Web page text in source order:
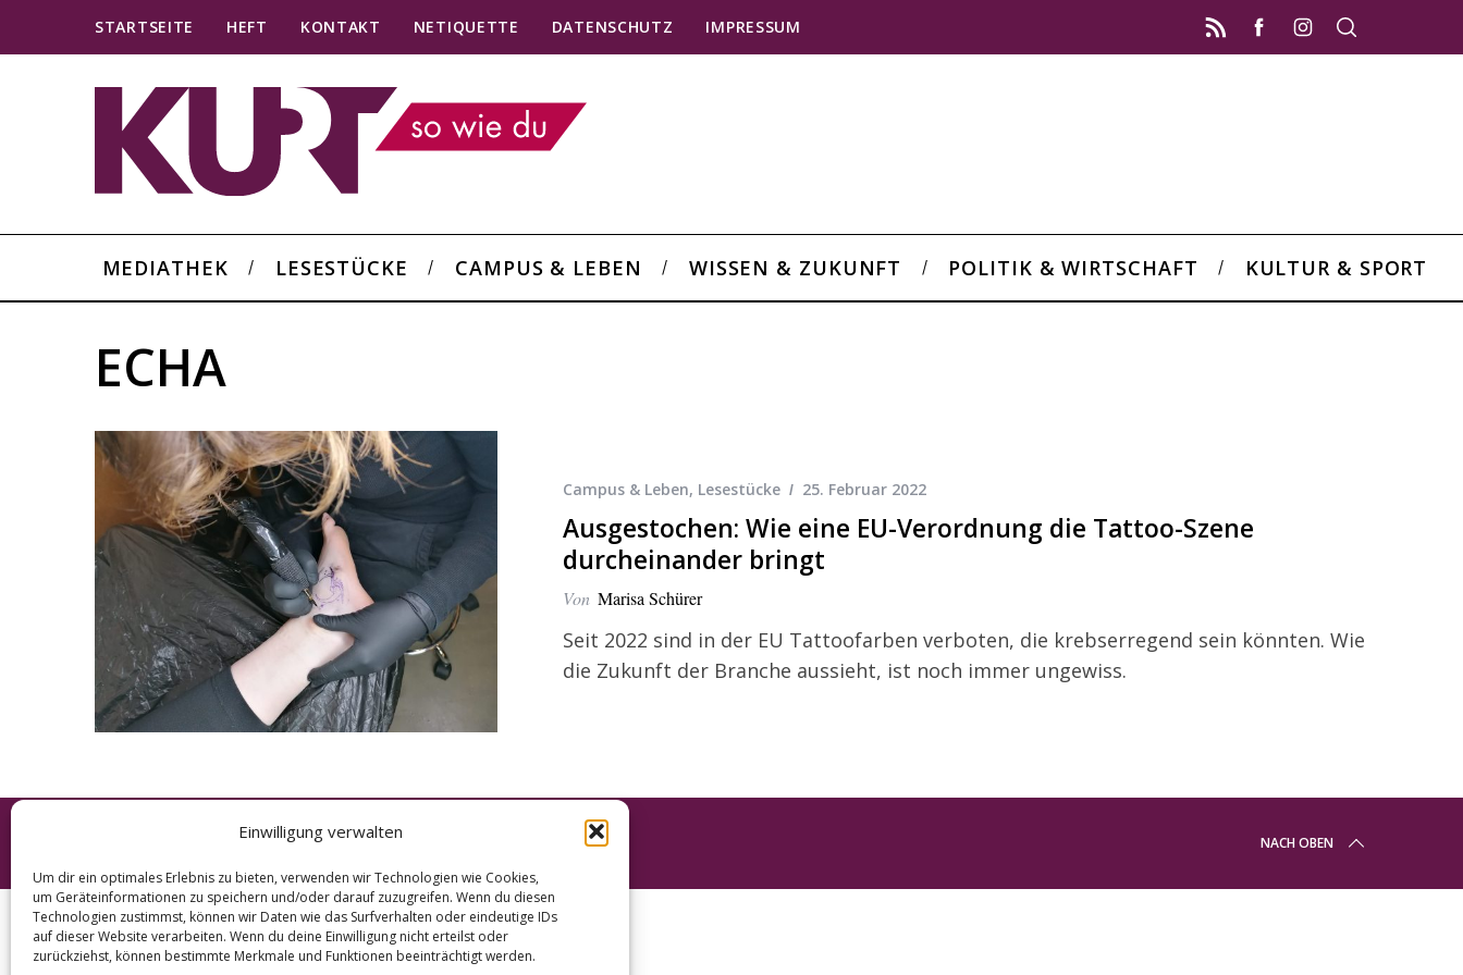
Einwilligung verwalten
Um dir ein optimales Erlebnis zu bieten, verwenden wir Technologien wie Cookies,
um Geräteinformationen zu speichern und/oder darauf zuzugreifen. Wenn du diesen
Technologien zustimmst, können wir Daten wie das Surfverhalten oder eindeutige IDs
auf dieser Website verarbeiten. Wenn du deine Einwilligung nicht erteilst oder
zurückziehst, können bestimmte Merkmale und Funktionen beeinträchtigt werden.
STARTSEITE HEFT KONTAKT NETIQUETTE DATENSCHUTZ IMPRESSUM
MEDIATHEK LESESTÜCKE CAMPUS & LEBEN WISSEN & ZUKUNFT POLITIK & WIRTSCHAFT KULTUR & SPORT
ECHA
Campus & Leben, Lesestücke 25. Februar 2022
Ausgestochen: Wie eine EU-Verordnung die Tattoo-Szene
durcheinander bringt
Von Marisa Schürer
Seit 2022 sind in der EU Tattoofarben verboten, die krebserregend sein könnten. Wie
die Zukunft der Branche aussieht, ist noch immer ungewiss.
NACH OBEN
S
e
r
c
h
f
o
r
: